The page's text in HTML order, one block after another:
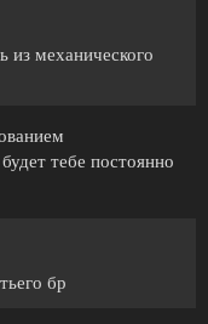
из механического
тебе постоянно
бр